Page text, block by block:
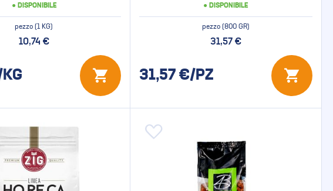
● DISPONIBILE
pezzo (1 KG)
10,74 €
● DISPONIBILE
pezzo (800 GR)
31,57 €
31,57€/PZ
alla lista desideri Aggiungi alla lista desideri